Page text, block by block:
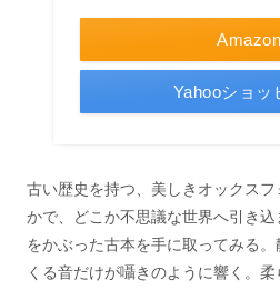
Amazon
Yahooショッ
古い歴史を持つ、美しきオックス
かで、どこか不思議な世界へ引き
をかぶった古本を手に取ってみる
くる音だけが囁きのように響く。